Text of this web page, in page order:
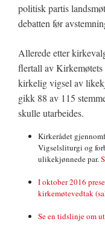
politisk partis
debatten før
Allerede etter
flertall av
kirkelig vigsel av
gikk 88 av 115
skulle utarbeides.
Kirkerådet
Vigselsliturgi og
ulikekjønnede par.
I oktober 2016
kirkemøtevedtak
Se en tidslinje om